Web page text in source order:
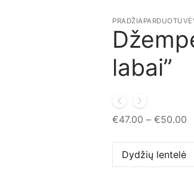
PRADŽIAPARDUOTUVĖ
labai”
€47.00 – €50.00
Dydžių lentelė